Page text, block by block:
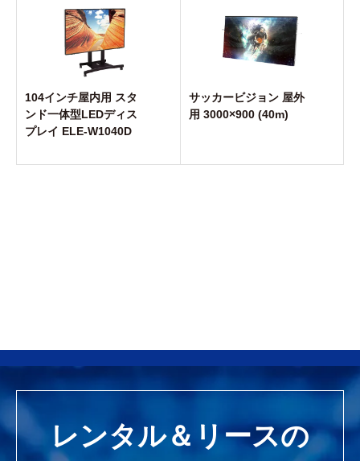
104インチ屋内用 スタ
ンド一体型LEDディス
プレイ ELE-W1040D
サッカービジョン 屋外
用 3000×900 (40m)
レンタル＆リースの